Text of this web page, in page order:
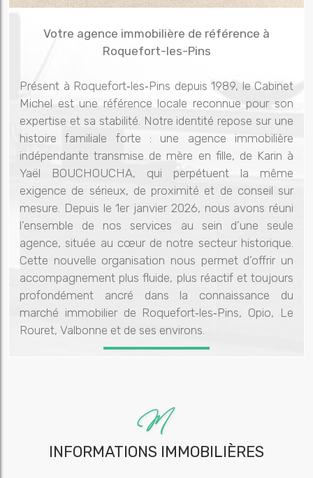
Votre agence immobilière de référence à
Roquefort-les-Pins
Présent à Roquefort‑les‑Pins depuis 1989, le Cabinet
Michel est une référence locale reconnue pour son
expertise et sa stabilité. Notre identité repose sur une
histoire familiale forte : une agence immobilière
indépendante transmise de mère en fille, de Karin à
Yaël BOUCHOUCHA, qui perpétuent la même
exigence de sérieux, de proximité et de conseil sur
mesure. Depuis le 1er janvier 2026, nous avons réuni
l’ensemble de nos services au sein d’une seule
agence, située au cœur de notre secteur historique.
Cette nouvelle organisation nous permet d’offrir un
accompagnement plus fluide, plus réactif et toujours
profondément ancré dans la connaissance du
marché immobilier de Roquefort‑les‑Pins, Opio, Le
Rouret, Valbonne et de ses environs.
INFORMATIONS IMMOBILIÈRES